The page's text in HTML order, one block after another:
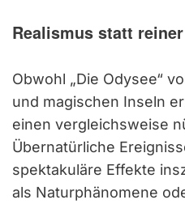
Realismus statt
Obwohl „Die Odysee“
und magischen Inseln
einen vergleichsweise
Übernatürliche
spektakuläre Effekte
als Naturphänomene